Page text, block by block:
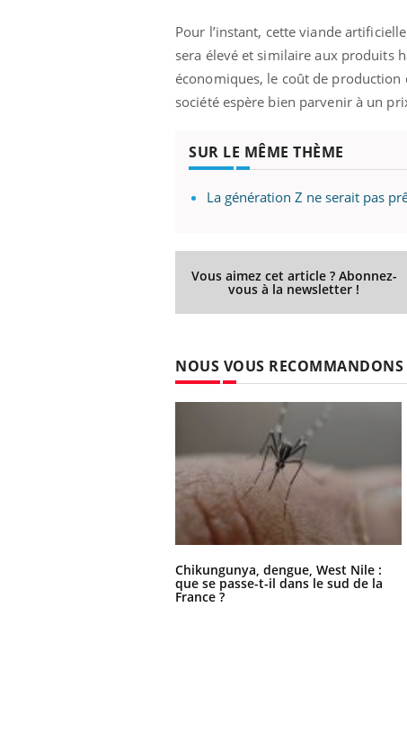
Pour l’instant, cette viande
sera élevé et similaire aux produits
économiques, le coût de
société espère bien parvenir à un
SUR LE MÊME THÈME
La génération Z ne serait pas
Vous aimez cet article ? Abonnez-
vous à la newsletter !
NOUS VOUS RECOMMANDONS
Chikungunya, dengue, West Nile :
que se passe-t-il dans le sud de la
France ?